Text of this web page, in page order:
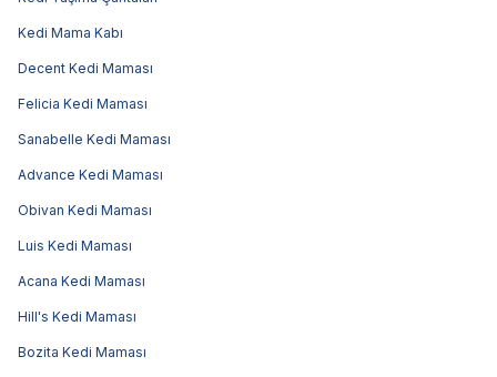
Kedi Mama Kabı
Decent Kedi Maması
Felicia Kedi Maması
Sanabelle Kedi Maması
Advance Kedi Maması
Obivan Kedi Maması
Luis Kedi Maması
Acana Kedi Maması
Hill's Kedi Maması
Bozita Kedi Maması